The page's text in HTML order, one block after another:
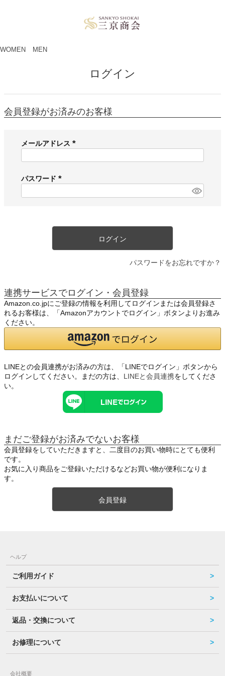
WOMEN MEN
ログイン
会員登録がお済みのお客様
メールアドレス
必
)
パスワード
必
ログイン
パスワードをお忘れですか？
連携サービスでログイン・会員登録
Amazon.co.jpにご登録の情報を利用してログインまたは会員登録さ
れるお客様は、「Amazonアカウントでログイン」ボタンよりお進み
ください。
LINEとの会員連携がお済みの方は、「LINEでログイン」ボタンから
ログインしてください。まだの方は、 LINEと会員連携をしてくださ
い。
まだご登録がお済みでないお客様
会員登録をしていただきますと、二度目のお買い物時にとても便利
です。
お気に入り商品をご登録いただけるなどお買い物が便利になりま
す。
会員登録
ヘルプ
ご利用ガイド
お支払いについて
返品・交換について
お修理について
会社概要